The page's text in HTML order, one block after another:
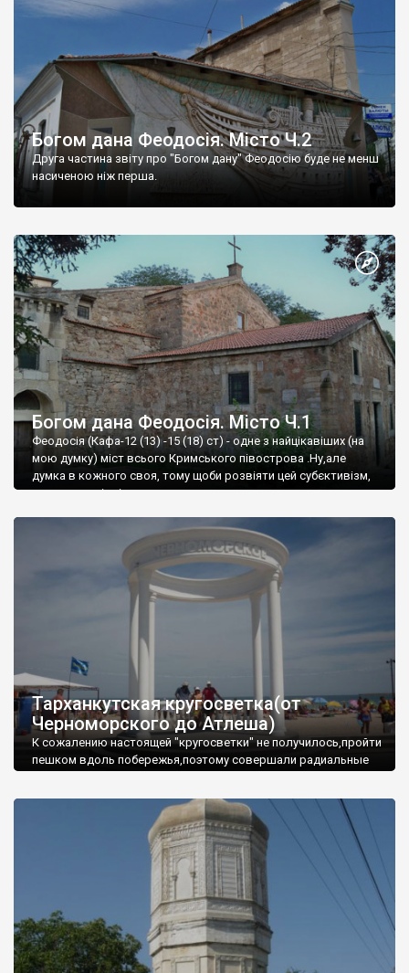
Богом дана Феодосія. Місто Ч.2
Друга частина звіту про "Богом дану" Феодосію буде не менш
насиченою ніж перша.
Богом дана Феодосія. Місто Ч.1
Феодосія (Кафа-12 (13) -15 (18) ст) - одне з найцікавіших (на
мою думку) міст всього Кримського півострова .Ну,але
думка в кожного своя, тому щоби розвіяти цей субєктивізм,
запрошую відвідати це
Тарханкутская кругосветка(от
Черноморского до Атлеша)
К сожалению настоящей "кругосветки" не получилось,пройти
пешком вдоль побережья,поэтому совершали радиальные